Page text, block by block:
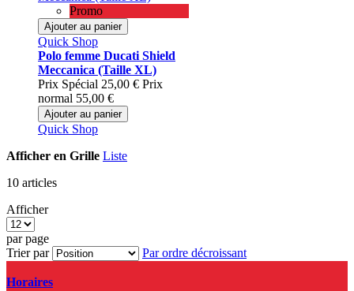
Promo
Ajouter au panier
Quick Shop
Polo femme Ducati Shield
Meccanica (Taille XL)
Prix Spécial 25,00 € Prix
normal 55,00 €
Ajouter au panier
Quick Shop
Afficher en Grille Liste
10 articles
Afficher
par page
Trier par
Par ordre décroissant
Horaires